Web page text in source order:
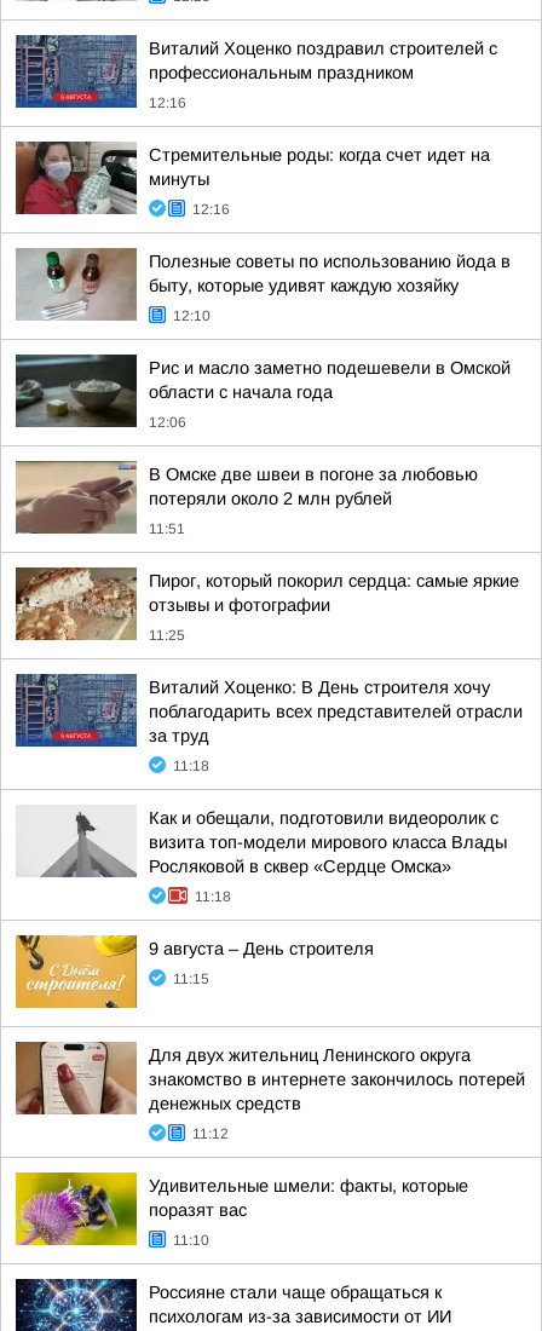
Виталий Хоценко поздравил строителей с
профессиональным праздником
12:16
Стремительные роды: когда счет идет на
минуты
12:16
Полезные советы по использованию йода в
быту, которые удивят каждую хозяйку
12:10
Рис и масло заметно подешевели в Омской
области с начала года
12:06
В Омске две швеи в погоне за любовью
потеряли около 2 млн рублей
11:51
Пирог, который покорил сердца: самые яркие
отзывы и фотографии
11:25
Виталий Хоценко: В День строителя хочу
поблагодарить всех представителей отрасли
за труд
11:18
Как и обещали, подготовили видеоролик с
визита топ-модели мирового класса Влады
Росляковой в сквер «Сердце Омска»
11:18
9 августа – День строителя
11:15
Для двух жительниц Ленинского округа
знакомство в интернете закончилось потерей
денежных средств
11:12
Удивительные шмели: факты, которые
поразят вас
11:10
Россияне стали чаще обращаться к
психологам из-за зависимости от ИИ